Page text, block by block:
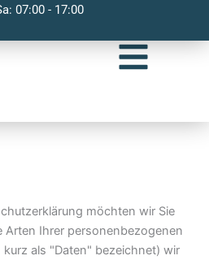
07:00 - 17:00
möchten wir Sie
Arten Ihrer personenbezogenen
als "Daten" bezeichnet) wir